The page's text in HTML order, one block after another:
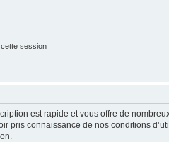
session
est rapide et vous offre de
pris connaissance de nos conditions